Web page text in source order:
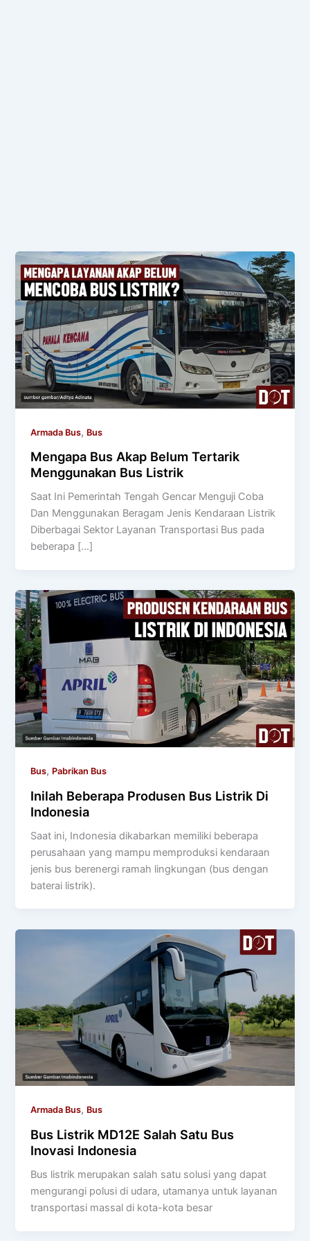
Armada Bus, Bus
Mengapa Bus Akap Belum Tertarik
Menggunakan Bus Listrik
Saat Ini Pemerintah Tengah Gencar Menguji Coba
Dan Menggunakan Beragam Jenis Kendaraan Listrik
Diberbagai Sektor Layanan Transportasi Bus pada
beberapa […]
Bus, Pabrikan Bus
Inilah Beberapa Produsen Bus Listrik Di
Indonesia
Saat ini, Indonesia dikabarkan memiliki beberapa
perusahaan yang mampu memproduksi kendaraan
jenis bus berenergi ramah lingkungan (bus dengan
baterai listrik).
Armada Bus, Bus
Bus Listrik MD12E Salah Satu Bus
Inovasi Indonesia
Bus listrik merupakan salah satu solusi yang dapat
mengurangi polusi di udara, utamanya untuk layanan
transportasi massal di kota-kota besar